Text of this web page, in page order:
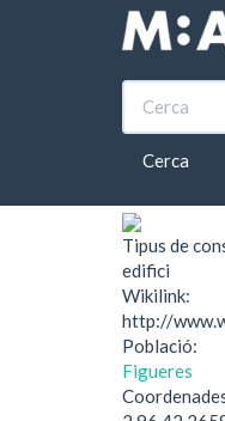
Vés al contingut
Cerca
Inici
Tipus de
edifici
Wikilink:
http://
Població:
Figueres